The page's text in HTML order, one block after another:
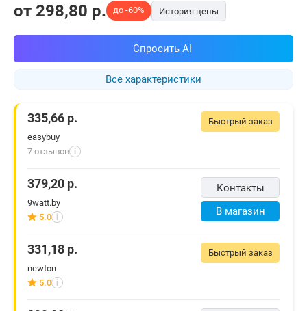
Все характеристики
от 298,80 p. до -60% История цены
Спросить AI
Быстрый заказ
335,66 р.
easybuy
7 отзывов i
Контакты
В магазин
379,20 р.
9watt.by
5.0 i
Быстрый заказ
331,18 р.
newton
5.0 i